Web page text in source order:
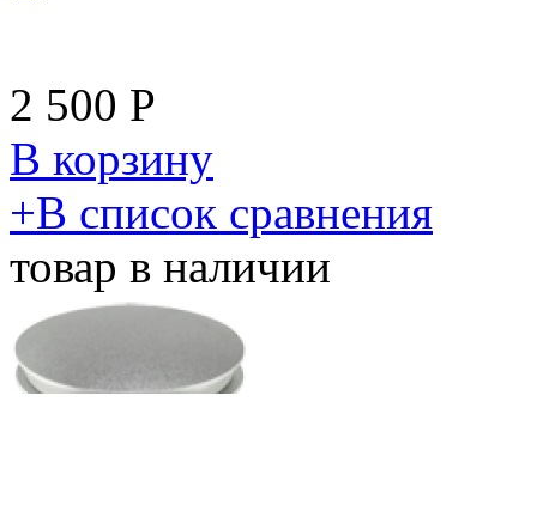
2 500 Р
В корзину
​+В список сравнения
товар в наличии